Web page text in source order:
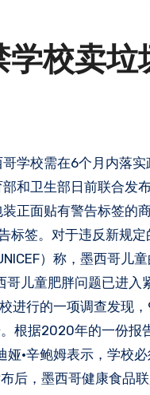
学校卖垃
和卫生部日前联合发
正面贴有警告标签的
标签。对于违反新规
）称，墨西哥儿
儿童肥胖问题已进
进行的一项调查发现
根据2020年的一份报
·辛鲍姆表示，学校
后，墨西哥健康食品